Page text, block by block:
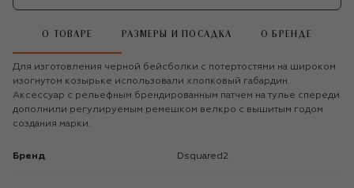
О ТОВАРЕ РАЗМЕРЫ И ПОСАДКА О БРЕНДЕ
Для изготовления черной бейсболки с потертостями на широком
изогнутом козырьке использовали хлопковый габардин.
Аксессуар с рельефным брендированным патчем на тулье спереди
дополнили регулируемым ремешком велкро с вышитым годом
создания марки.
Бренд Dsquared2